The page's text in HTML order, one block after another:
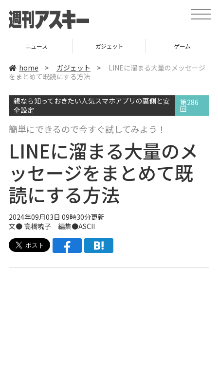
t
o
v
o
ニュース ガジェット ゲーム
home > ガジェット >
LINEに溜まる大量のメッセージ
をまとめて既読にする方法
親なら知っておきたい人気スマホアプリの裏側と安
全設定
第286
回
簡単にできるので今すぐ試してみよう！
LINEに溜まる大量のメ
ッセージをまとめて既
読にする方法
2024年09月03日 09時30分更新
文● 高橋暁子 編集●ASCII